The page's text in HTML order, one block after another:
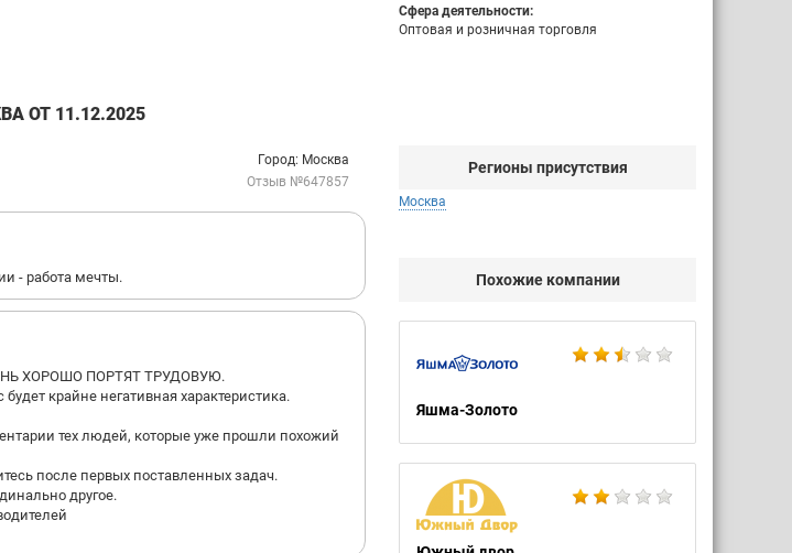
Сфера деятельности:
Оптовая и розничная торговля
ОТ 11.12.2025
Город: Москва
Отзыв №647857
- работа мечты.
ХОРОШО ПОРТЯТ ТРУДОВУЮ.
крайне негативная характеристика.
тех людей, которые уже прошли похожий
после первых поставленных задач.
другое.
Регионы присутствия
Москва
Похожие компании
Яшма-Золото